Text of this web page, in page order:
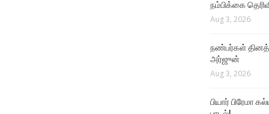
நம்பிக்கை
Aug 3, 2026
நண்பர்கள்
அர்ஜுன்
Aug 3, 2026
பியார் பிரேமா